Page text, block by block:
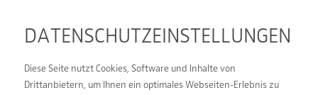
DATENSCHUTZ­EINSTELLUNGEN
Diese Seite nutzt Cookies, Software und Inhalte von
Drittanbietern, um Ihnen ein optimales Webseiten-Erlebnis zu